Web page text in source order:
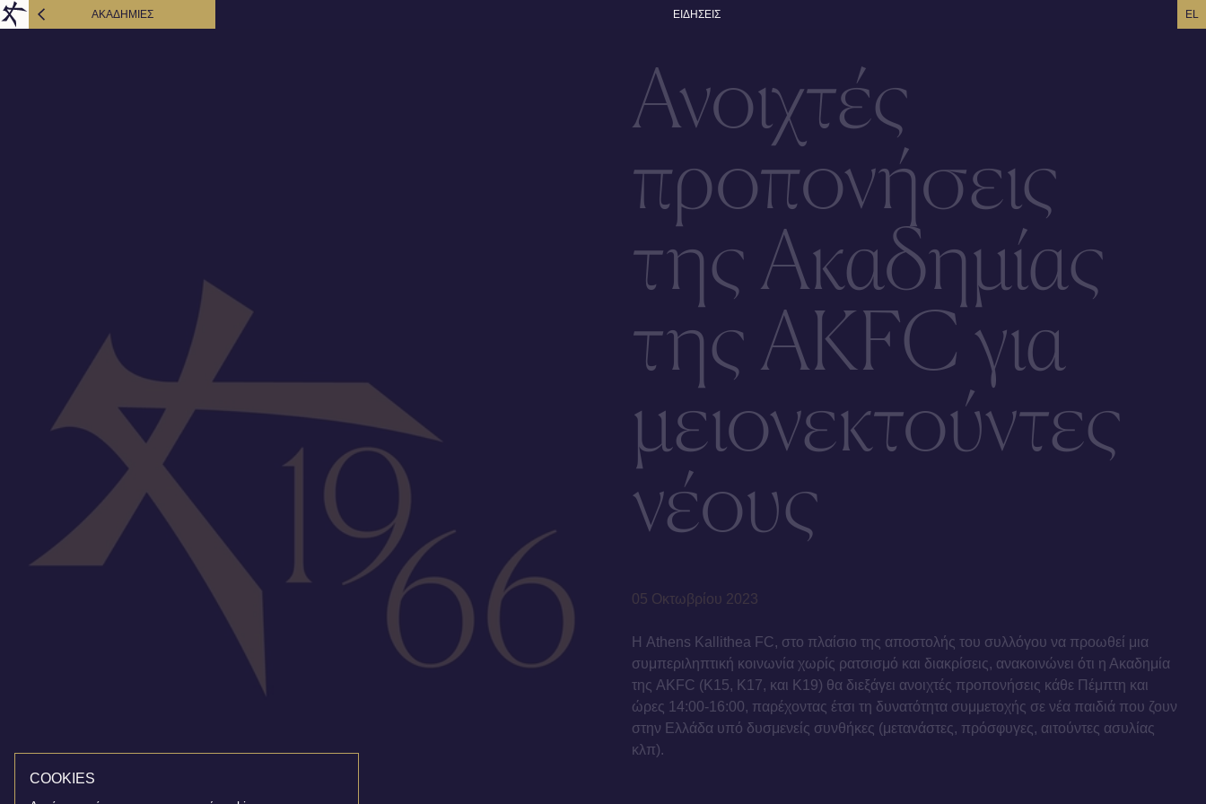
AΚΑΔΗΜΙΕΣ ΕΙΔΗΣΕΙΣ EL
Ανοιχτές
προπονήσεις
της Ακαδημίας
της AKFC για
μειονεκτούντες
νέους
05 Οκτωβρίου 2023
Η Athens Kallithea FC, στο πλαίσιο της αποστολής του συλλόγου να προωθεί μια
συμπεριληπτική κοινωνία χωρίς ρατσισμό και διακρίσεις, ανακοινώνει ότι η Ακαδημία
της AKFC (Κ15, Κ17, και Κ19) θα διεξάγει ανοιχτές προπονήσεις κάθε Πέμπτη και
ώρες 14:00-16:00, παρέχοντας έτσι τη δυνατότητα συμμετοχής σε νέα παιδιά που ζουν
στην Ελλάδα υπό δυσμενείς συνθήκες (μετανάστες, πρόσφυγες, αιτούντες ασυλίας
κλπ).
COOKIES